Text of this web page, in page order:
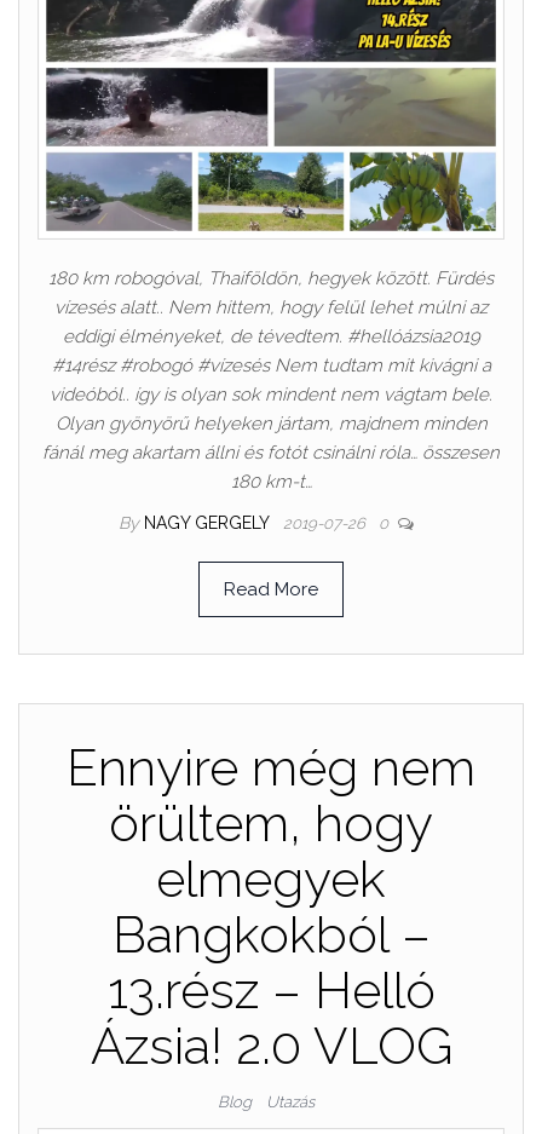
180 km robogóval, Thaiföldön, hegyek között. Fürdés
vízesés alatt.. Nem hittem, hogy felül lehet múlni az
eddigi élményeket, de tévedtem. #hellóázsia2019
#14rész #robogó #vízesés Nem tudtam mit kivágni a
videóból.. így is olyan sok mindent nem vágtam bele.
Olyan gyönyörű helyeken jártam, majdnem minden
fánál meg akartam állni és fotót csinálni róla… összesen
180 km-t…
By NAGY GERGELY 2019-07-26 0
Read More
Ennyire még nem
örültem, hogy
elmegyek
Bangkokból –
13.rész – Helló
Ázsia! 2.0 VLOG
Blog Utazás